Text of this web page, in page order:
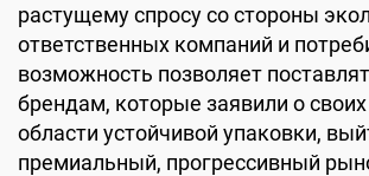
растущему спросу со стороны
ответственных компаний и
возможность позволяет
брендам, которые заявили о
области устойчивой упаковки,
премиальный, прогрессивный